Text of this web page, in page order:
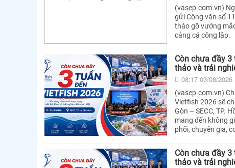
(vasep.com.vn)
gửi Công văn số
tháo gỡ vướng
cảng cá công lập.
Còn chưa đầy
thảo và trải
08:17 03/08/2026
(vasep.com.vn)
Vietfish 2026 sẽ
Gòn – SECC, TP.
mang đến không
phối, chuyên gia,
Còn chưa đầy
thảo và trải